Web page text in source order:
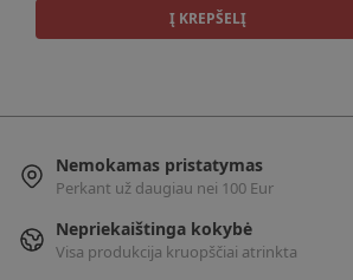
Į KREPŠELĮ
Nemokamas pristatymas
Perkant už daugiau nei 100 Eur
Nepriekaištinga kokybė
Visa produkcija kruopščiai atrinkta